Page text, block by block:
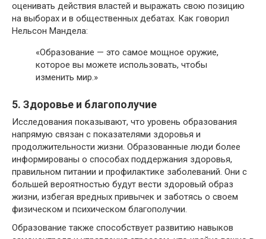
оценивать действия властей и выражать свою позицию
на выборах и в общественных дебатах. Как говорил
Нельсон Мандела:
«Образование — это самое мощное оружие,
которое вы можете использовать, чтобы
изменить мир.»
5. Здоровье и благополучие
Исследования показывают, что уровень образования
напрямую связан с показателями здоровья и
продолжительности жизни. Образованные люди более
информированы о способах поддержания здоровья,
правильном питании и профилактике заболеваний. Они с
большей вероятностью будут вести здоровый образ
жизни, избегая вредных привычек и заботясь о своем
физическом и психическом благополучии.
Образование также способствует развитию навыков